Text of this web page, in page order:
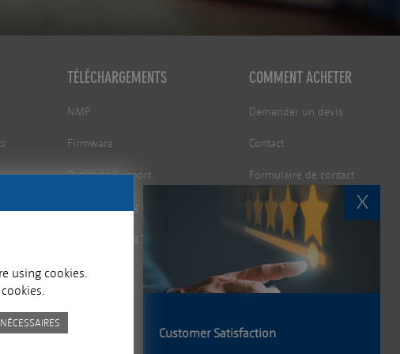
X
Customer Satisfaction
TÉLÉCHARGEMENTS
NMP
Firmware
Outils de Support
Smart Building Manager
Smart Building Studio
COMMENT ACHETER
Demander un devis
Contact
Formulaire de contact
Carrière
using cookies.